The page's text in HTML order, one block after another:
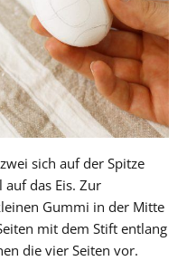
sich auf der Spitze
das Eis. Zur
Gummi in der Mitte
mit dem Stift entlang
die vier Seiten vor.